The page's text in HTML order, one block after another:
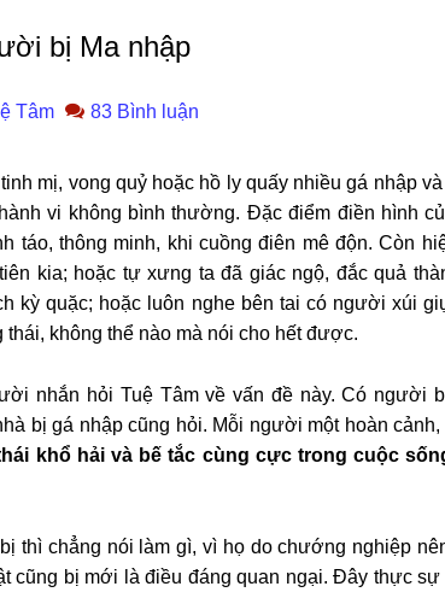
bị Ma nhập
Tâm 83 Bình luận
mị, vong quỷ hoặc hồ ly quấy nhiều gá nhập
vi không bình thường. Đặc điểm điền hình
táo, thông minh, khi cuồng điên mê độn. Còn
kia; hoặc tự xưng ta đã giác ngộ, đắc quả
kỳ quặc; hoặc luôn nghe bên tai có người xúi
không thể nào mà nói cho hết được.
nhắn hỏi Tuệ Tâm về vấn đề này. Có người
bị gá nhập cũng hỏi. Mỗi người một hoàn
khổ hải và bế tắc cùng cực trong cuộc
thì chẳng nói làm gì, vì họ do chướng nghiệp
cũng bị mới là điều đáng quan ngại. Đây thực sự